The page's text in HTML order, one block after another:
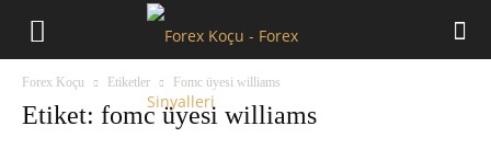
Forex Koçu Etiketler Fomc üyesi williams
Etiket: fomc üyesi williams